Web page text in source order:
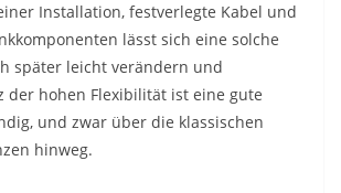
Installation, festverlegte Kabel und
lässt sich eine solche
später leicht verändern und
der hohen Flexibilität ist eine gute
und zwar über die klassischen
hinweg.